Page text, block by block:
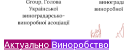
Актуально Виноробство